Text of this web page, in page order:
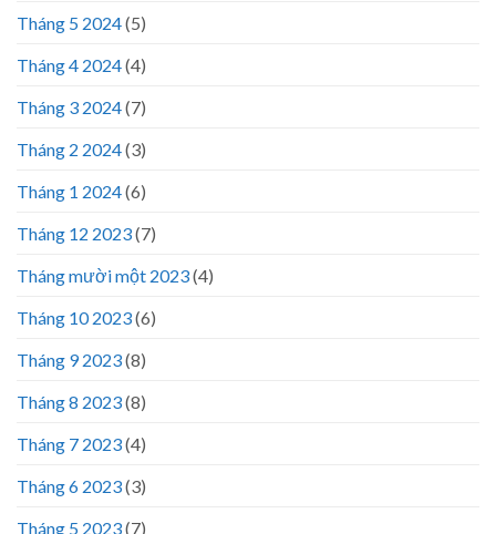
Tháng 5 2024(5)
Tháng 4 2024(4)
Tháng 3 2024(7)
Tháng 2 2024(3)
Tháng 1 2024(6)
Tháng 12 2023(7)
Tháng mười một 2023(4)
Tháng 10 2023(6)
Tháng 9 2023(8)
Tháng 8 2023(8)
Tháng 7 2023(4)
Tháng 6 2023(3)
Tháng 5 2023(7)